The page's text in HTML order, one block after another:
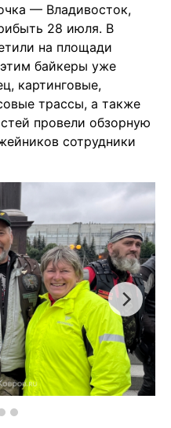
— Владивосток,
28 июля. В
на площади
байкеры уже
картинговые,
трассы, а также
провели обзорную
сотрудники